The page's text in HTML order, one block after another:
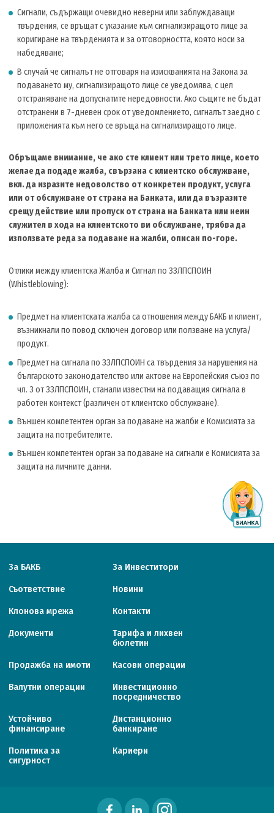
Сигнали, съдържащи очевидно неверни или заблуждаващи
твърдения, се връщат с указание към сигнализиращото лице за
коригиране на твърденията и за отговорността, която носи за
набедяване;
В случай че сигналът не отговаря на изискванията на Закона за
подаването му, сигнализиращото лице се уведомява, с цел
отстраняване на допуснатите нередовности. Ако същите не бъдат
отстранени в 7-дневен срок от уведомлението, сигналът заедно с
приложенията към него се връща на сигнализиращото лице.
Обръщаме внимание, че ако сте клиент или трето лице, което
желае да подаде жалба, свързана с клиентско обслужване,
вкл. да изразите недоволство от конкретен продукт, услуга
или от обслужване от страна на Банката, или да възразите
срещу действие или пропуск от страна на Банката или неин
служител в хода на клиентското ви обслужване, трябва да
използвате реда за подаване на жалби, описан по-горе.
Отлики между клиентска Жалба и Сигнал по ЗЗЛПСПОИН
(Whistleblowing):
Предмет на клиентската жалба са отношения между БАКБ и клиент,
възникнали по повод сключен договор или ползване на услуга/
продукт.
Предмет на сигнала по ЗЗЛПСПОИН са твърдения за нарушения на
българското законодателство или актове на Европейския съюз по
чл. 3 от ЗЗЛПСПОИН, станали известни на подаващия сигнала в
работен контекст (различен от клиентско обслужване).
Външен компетентен орган за подаване на жалби е Комисията за
защита на потребителите.
Външен компетентен орган за подаване на сигнали е Комисията за
защита на личните данни.
За БАКБ За Инвеститори
Съответствие Новини
Клонова мрежа Контакти
Документи
Тарифa и лихвен
бюлетин
Продажба на имоти Касови операции
Валутни операции
Инвестиционно
посредничество
Устойчиво
финансиране
Дистанционно
банкиране
Политика за
сигурност
Кариери